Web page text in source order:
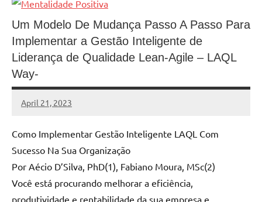
Um Modelo De Mudança Passo A Passo Para
Implementar a Gestão Inteligente de
Liderança de Qualidade Lean-Agile – LAQL
Way-
April 21, 2023
MyBelo
No
Como Implementar Gestão Inteligente LAQL Com
Sucesso Na Sua Organização
Por Aécio D’Silva, PhD(1), Fabiano Moura, MSc(2)
Você está procurando melhorar a eficiência,
produtividade e rentabilidade da sua empresa e